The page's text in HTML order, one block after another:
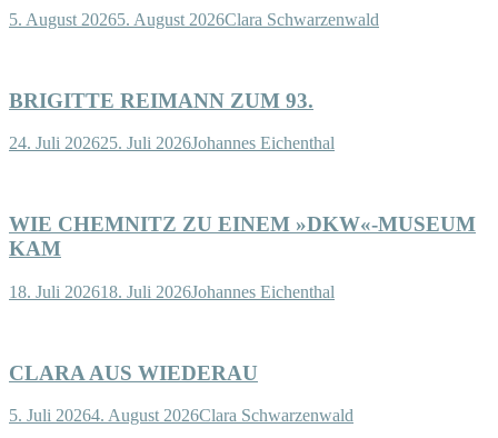
5. August 20265. August 2026Clara Schwarzenwald
BRIGITTE REIMANN ZUM 93.
24. Juli 202625. Juli 2026Johannes Eichenthal
WIE CHEMNITZ ZU EINEM »DKW«-MUSEUM
KAM
18. Juli 202618. Juli 2026Johannes Eichenthal
CLARA AUS WIEDERAU
5. Juli 20264. August 2026Clara Schwarzenwald